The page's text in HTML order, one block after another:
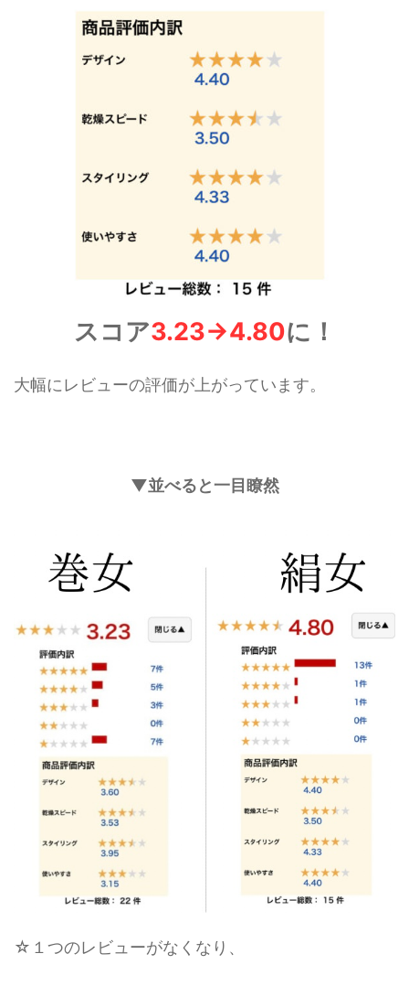
スコア3.23→4.80に！
大幅にレビューの評価が上がっています。
▼並べると一目瞭然
☆１つのレビューがなくなり、